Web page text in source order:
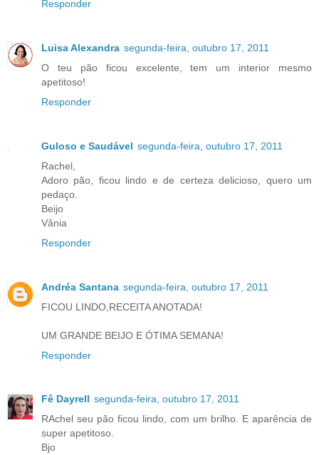
Responder
Luisa Alexandra segunda-feira, outubro 17, 2011
O teu pão ficou excelente, tem um interior mesmo
apetitoso!
Responder
Guloso e Saudável segunda-feira, outubro 17, 2011
Rachel,
Adoro pão, ficou lindo e de certeza delicioso, quero um
pedaço.
Beijo
Vânia
Responder
Andréa Santana segunda-feira, outubro 17, 2011
FICOU LINDO,RECEITA ANOTADA!
UM GRANDE BEIJO E ÓTIMA SEMANA!
Responder
Fê Dayrell segunda-feira, outubro 17, 2011
RAchel seu pão ficou lindo, com um brilho. E aparência de
super apetitoso.
Bjo